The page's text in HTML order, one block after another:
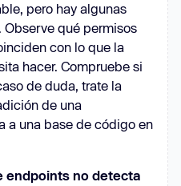
pero hay algunas
qué permisos
con lo que la
hacer. Compruebe si
de duda, trate la
de una
a una base de código en
endpoints no detecta